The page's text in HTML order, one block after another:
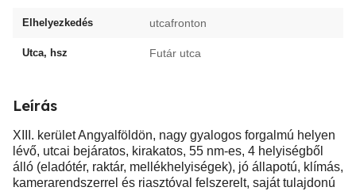
Elhelyezkedés utcafronton
Utca, hsz Futár utca
Leírás
XIII. kerület Angyalföldön, nagy gyalogos forgalmú helyen
lévő, utcai bejáratos, kirakatos, 55 nm-es, 4 helyiségből
álló (eladótér, raktár, mellékhelyiségek), jó állapotú, klímás,
kamerarendszerrel és riasztóval felszerelt, saját tulajdonú